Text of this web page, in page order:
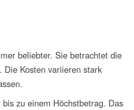
beliebter. Sie betrachtet die
Die Kosten variieren stark
zu einem Höchstbetrag. Das